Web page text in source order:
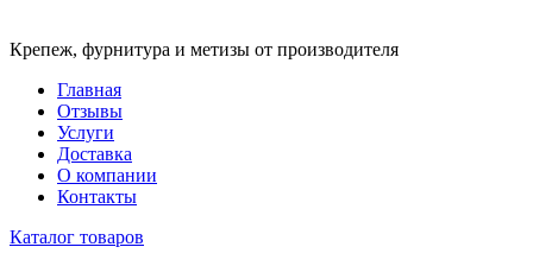
Крепеж, фурнитура и метизы от производителя
Главная
Отзывы
Услуги
Доставка
О компании
Контакты
Каталог товаров